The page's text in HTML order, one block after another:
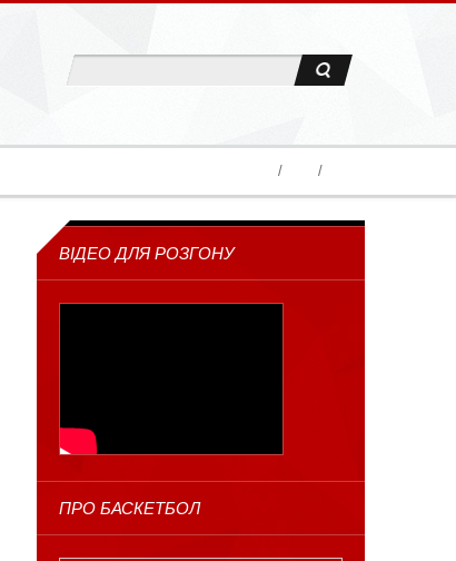
ВІДЕО ДЛЯ РОЗГОНУ
ПРО БАСКЕТБОЛ